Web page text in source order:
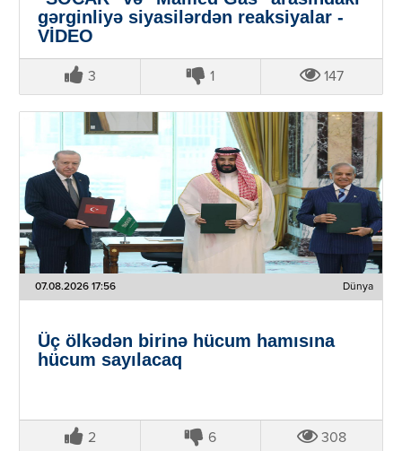
gərginliyə siyasilərdən reaksiyalar -
VİDEO
3 1 147
07.08.2026 17:56 Dünya
Üç ölkədən birinə hücum hamısına
hücum sayılacaq
2 6 308